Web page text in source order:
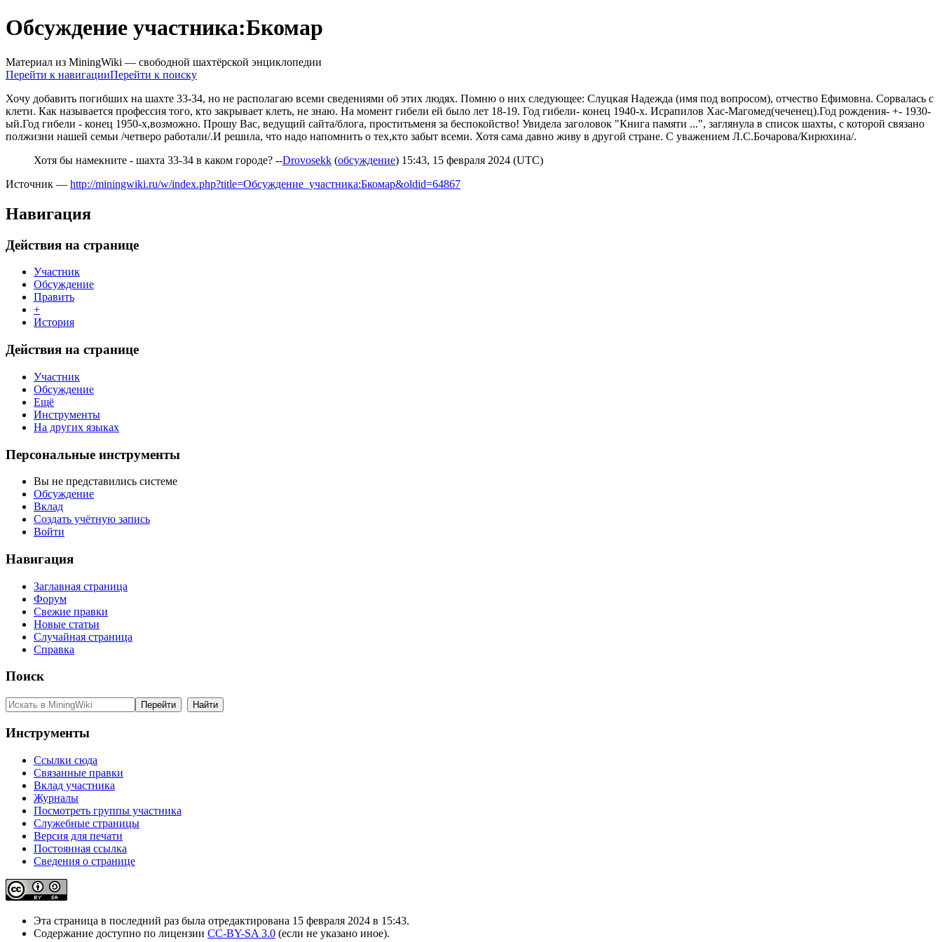
Обсуждение участника:Бкомар
Материал из MiningWiki — свободной шахтёрской энциклопедии
Перейти к навигацииПерейти к поиску
Хочу добавить погибших на шахте 33-34, но не располагаю всеми сведениями об этих людях. Помню о них следующее: Слуцкая Надежда (имя под вопросом), отчество Ефимовна. Сорвалась с
клети. Как называется профессия того, кто закрывает клеть, не знаю. На момент гибели ей было лет 18-19. Год гибели- конец 1940-х. Исрапилов Хас-Магомед(чеченец).Год рождения- +- 1930-
ый.Год гибели - конец 1950-х,возможно. Прошу Вас, ведущий сайта/блога, проститьменя за беспокойство! Увидела заголовок "Книга памяти ...", заглянула в список шахты, с которой связано
полжизни нашей семьи /четверо работали/.И решила, что надо напомнить о тех,кто забыт всеми. Хотя сама давно живу в другой стране. С уважением Л.С.Бочарова/Кирюхина/.
Хотя бы намекните - шахта 33-34 в каком городе? --Drovosekk (обсуждение) 15:43, 15 февраля 2024 (UTC)
Источник — http://miningwiki.ru/w/index.php?title=Обсуждение_участника:Бкомар&oldid=64867
Навигация
Действия на странице
Участник
Обсуждение
Править
+
История
Действия на странице
Участник
Обсуждение
Ещё
Инструменты
На других языках
Персональные инструменты
Вы не представились системе
Обсуждение
Вклад
Создать учётную запись
Войти
Навигация
Заглавная страница
Форум
Свежие правки
Новые статьи
Случайная страница
Справка
Поиск
Инструменты
Ссылки сюда
Связанные правки
Вклад участника
Журналы
Посмотреть группы участника
Служебные страницы
Версия для печати
Постоянная ссылка
Сведения о странице
Эта страница в последний раз была отредактирована 15 февраля 2024 в 15:43.
Содержание доступно по лицензии CC-BY-SA 3.0 (если не указано иное).